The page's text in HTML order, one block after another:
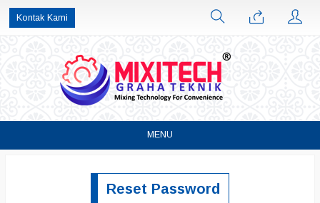
Kontak Kami
MENU
Reset Password